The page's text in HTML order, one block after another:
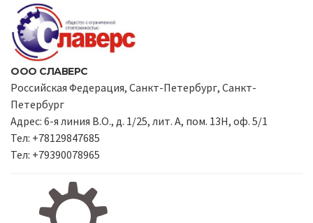
ООО СЛАВЕРС
Российская Федерация, Санкт-Петербург, Санкт-
Петербург
Адрес: 6-я линия В.О., д. 1/25, лит. А, пом. 13Н, оф. 5/1
Тел: +78129847685
Тел: +79390078965